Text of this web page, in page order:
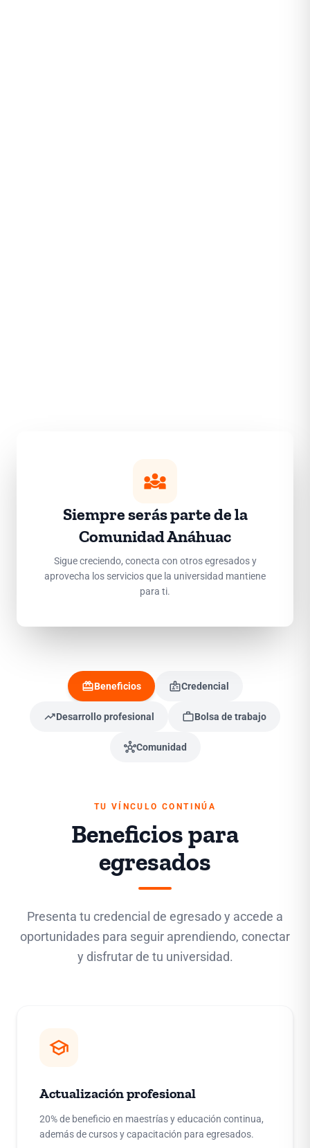
diversity_3
Siempre serás parte de la
Comunidad Anáhuac
Sigue creciendo, conecta con otros egresados y
aprovecha los servicios que la universidad mantiene
para ti.
redeemBeneficios badgeCredencial
trending_upDesarrollo profesional workBolsa de trabajo
hubComunidad
TU VÍNCULO CONTINÚA
Beneficios para
egresados
Presenta tu credencial de egresado y accede a
oportunidades para seguir aprendiendo, conectar
y disfrutar de tu universidad.
school
Actualización profesional
20% de beneficio en maestrías y educación continua,
además de cursos y capacitación para egresados.